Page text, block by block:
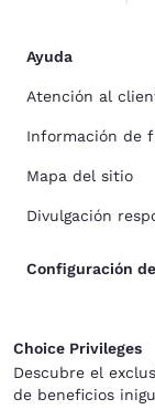
Ayuda
Atención al
Información de
Mapa del sitio
Divulgación
Configuración
Choice Privileges
Descubre el
de beneficios